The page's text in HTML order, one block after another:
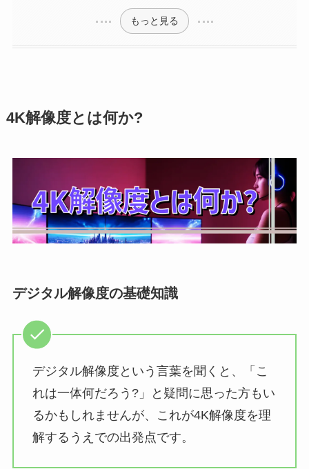
もっと見る
4K解像度とは何か?
デジタル解像度の基礎知識
デジタル解像度という言葉を聞くと、「こ
れは一体何だろう?」と疑問に思った方もい
るかもしれませんが、これが4K解像度を理
解するうえでの出発点です。